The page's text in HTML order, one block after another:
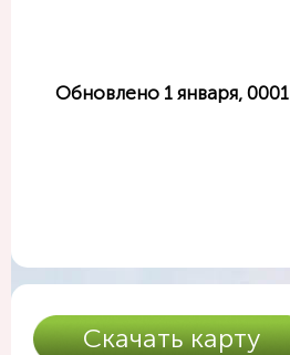
Обновлено 1 января, 0001
Скачать карту